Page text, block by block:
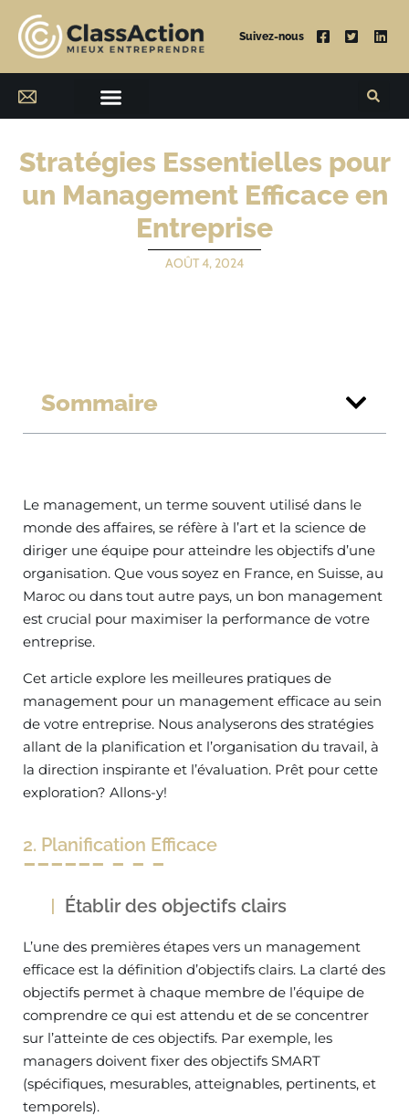
Suivez-nous
Stratégies Essentielles pour
un Management Efficace en
Entreprise
AOÛT 4, 2024
Sommaire
Le management, un terme souvent utilisé dans le
monde des affaires, se réfère à l’art et la science de
diriger une équipe pour atteindre les objectifs d’une
organisation. Que vous soyez en France, en Suisse, au
Maroc ou dans tout autre pays, un bon management
est crucial pour maximiser la performance de votre
entreprise.
Cet article explore les meilleures pratiques de
management pour un management efficace au sein
de votre entreprise. Nous analyserons des stratégies
allant de la planification et l’organisation du travail, à
la direction inspirante et l’évaluation. Prêt pour cette
exploration? Allons-y!
2. Planification Efficace
Établir des objectifs clairs
L’une des premières étapes vers un management
efficace est la définition d’objectifs clairs. La clarté des
objectifs permet à chaque membre de l’équipe de
comprendre ce qui est attendu et de se concentrer
sur l’atteinte de ces objectifs. Par exemple, les
managers doivent fixer des objectifs SMART
(spécifiques, mesurables, atteignables, pertinents, et
temporels).